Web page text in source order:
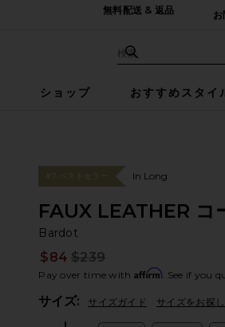
無料配送 & 返品
検索
ショップ おすすめスタイ
#7 ベストセラー In Long
FAUX LEATHER コ
Bardot
$84 $239
Pay over time with Affirm. See if you
サイズ: サイズガイド サイズをお探